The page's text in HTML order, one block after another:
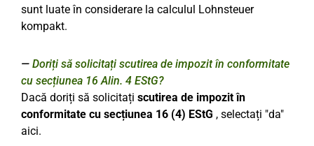
sunt luate în considerare la calculul Lohnsteuer
kompakt.
Doriți să solicitați scutirea de impozit în conformitate
cu secțiunea 16 Alin. 4 EStG?
Dacă doriți să solicitați scutirea de impozit în
conformitate cu secțiunea 16 (4) EStG , selectați "da"
aici.